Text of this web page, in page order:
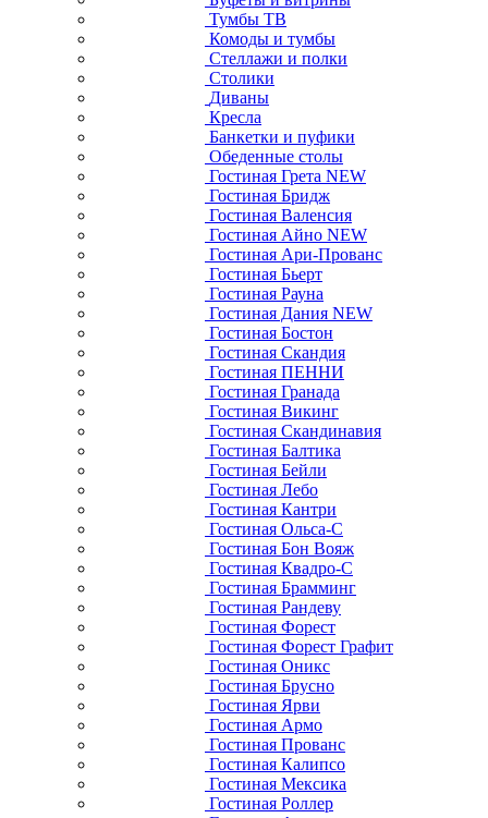
Тумбы ТВ
Комоды и тумбы
Стеллажи и полки
Столики
Диваны
Кресла
Банкетки и пуфики
Обеденные столы
Гостиная Грета NEW
Гостиная Бридж
Гостиная Валенсия
Гостиная Айно NEW
Гостиная Ари-Прованс
Гостиная Бьерт
Гостиная Рауна
Гостиная Дания NEW
Гостиная Бостон
Гостиная Скандия
Гостиная ПЕННИ
Гостиная Гранада
Гостиная Викинг
Гостиная Скандинавия
Гостиная Балтика
Гостиная Бейли
Гостиная Лебо
Гостиная Кантри
Гостиная Ольса-С
Гостиная Бон Вояж
Гостиная Квадро-С
Гостиная Брамминг
Гостиная Рандеву
Гостиная Форест
Гостиная Форест Графит
Гостиная Оникс
Гостиная Брусно
Гостиная Ярви
Гостиная Армо
Гостиная Прованс
Гостиная Калипсо
Гостиная Мексика
Гостиная Роллер